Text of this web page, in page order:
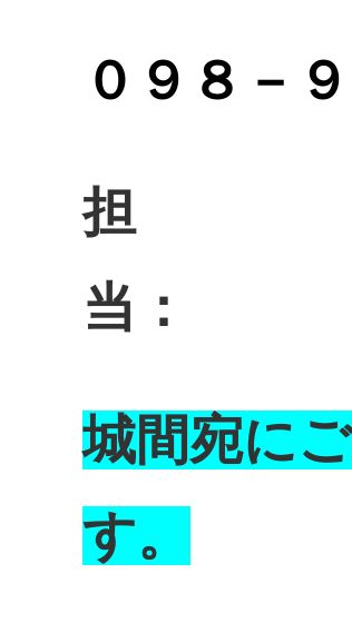
０ ９８－
担
城間宛に
す。